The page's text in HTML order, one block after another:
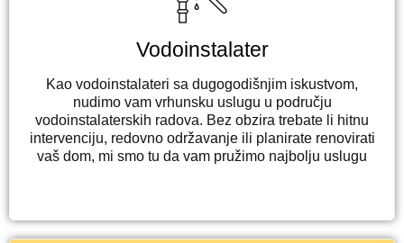
Vodoinstalater
Kao vodoinstalateri sa dugogodišnjim iskustvom,
nudimo vam vrhunsku uslugu u području
vodoinstalaterskih radova. Bez obzira trebate li hitnu
intervenciju, redovno održavanje ili planirate renovirati
vaš dom, mi smo tu da vam pružimo najbolju uslugu